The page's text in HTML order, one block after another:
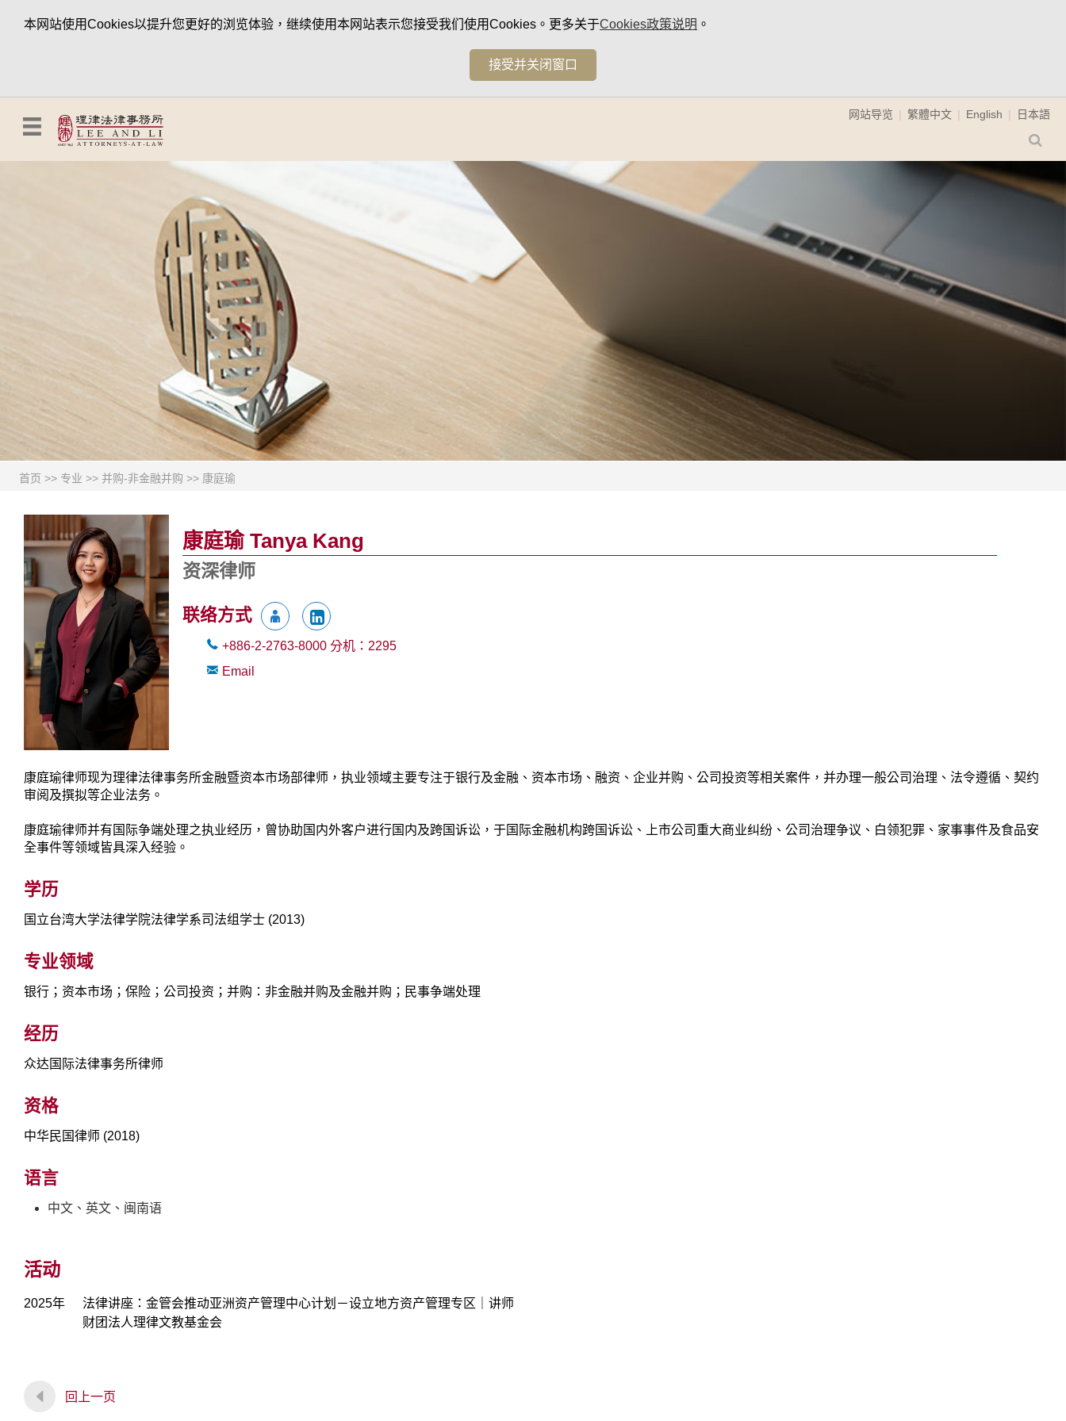
本网站使用Cookies以提升您更好的浏览体验，继续使用本网站表示您接受我们使用Cookies。更多关于Cookies政策说明 。
接受并关闭窗口
网站导览 繁體中文 English 日本語
首页 >> 专业 >> 并购-非金融并购 >> 康庭瑜
康庭瑜 Tanya Kang
资深律师
联络方式
+886-2-2763-8000 分机： 2295
Email
康庭瑜律师现为理律法律事务所金融暨资本市场部律师，执业领域主要专注于银行及金融、资本市场、融资、企业并购、公司投资等相关案件，并办理一般公司治理、法令遵循、契约
审阅及撰拟等企业法务。
康庭瑜律师并有国际争端处理之执业经历，曾协助国内外客户进行国内及跨国诉讼，于国际金融机构跨国诉讼、上市公司重大商业纠纷、公司治理争议、白领犯罪、家事事件及食品安
全事件等领域皆具深入经验。
学历
国立台湾大学法律学院法律学系司法组学士 (2013)
专业领域
银行；资本市场；保险；公司投资；并购：非金融并购及金融并购；民事争端处理
经历
众达国际法律事务所律师
资格
中华民国律师 (2018)
语言
中文、英文、闽南语
活动
2025年
法律讲座：金管会推动亚洲资产管理中心计划－设立地方资产管理专区｜讲师
财团法人理律文教基金会
回上一页